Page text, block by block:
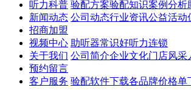
听力科普 验配方案验配知识案例分析
新闻动态 公司动态行业资讯公益活动
招商加盟
视频中心 助听器常识好听力连锁
关于我们 公司简介企业文化门店风采
预约留言
客户服务 验配软件下载各品牌价格单